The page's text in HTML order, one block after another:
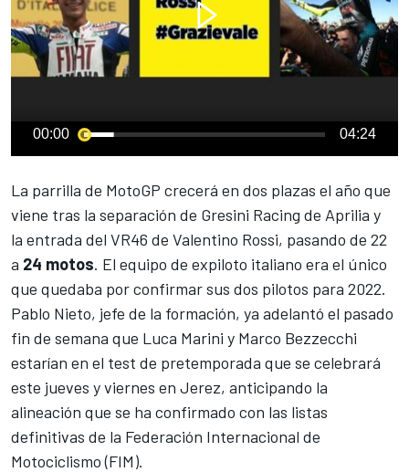
00:00 04:24
La parrilla de MotoGP crecerá en dos plazas el año que
viene tras la separación de Gresini Racing de Aprilia y
la entrada del VR46 de Valentino Rossi, pasando de 22
a 24 motos. El equipo de expiloto italiano era el único
que quedaba por confirmar sus dos pilotos para 2022.
Pablo Nieto, jefe de la formación, ya adelantó el pasado
fin de semana que Luca Marini y Marco Bezzecchi
estarían en el test de pretemporada que se celebrará
este jueves y viernes en Jerez, anticipando la
alineación que se ha confirmado con las listas
definitivas de la Federación Internacional de
Motociclismo (FIM).